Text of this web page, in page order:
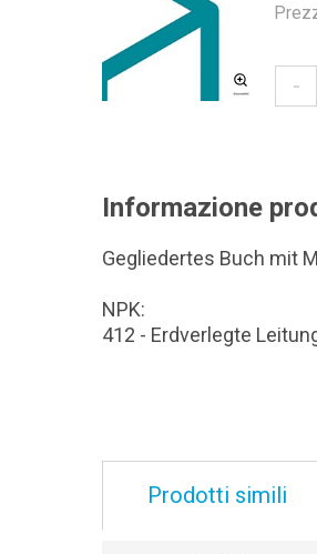
-
Informazione
Gegliedertes Buch mit
NPK:
412 - Erdverlegte
Prodotti simili